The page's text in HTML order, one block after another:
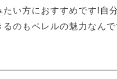
たい方におすすめです!自
るのもペレルの魅力なん